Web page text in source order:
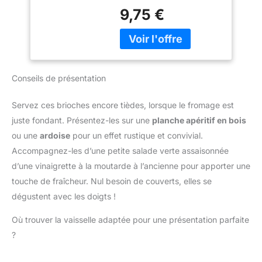
réparation dans le
monde entier pour qu'il
dure plus longtemps.
mm, il sont robustes et
durables. DÉMOULAGE
FACILE : Inutile d'ajouter
de la matière grasse au
fond de vos moules
démouleront sans
difficulté pour un résultat
impeccable.
FABRICATION
entreprise du patrimoine
vivant, la marque Gobel
grâce à son savoir-faire
Silicone Terre
Cuite, Marron
9,75 €
Conseils de présentation
Servez ces brioches encore tièdes, lorsque le fromage est
juste fondant. Présentez-les sur une planche apéritif en bois
ou une ardoise pour un effet rustique et convivial.
Accompagnez-les d’une petite salade verte assaisonnée
d’une vinaigrette à la moutarde à l’ancienne pour apporter une
touche de fraîcheur. Nul besoin de couverts, elles se
dégustent avec les doigts !
Où trouver la vaisselle adaptée pour une présentation parfaite
?